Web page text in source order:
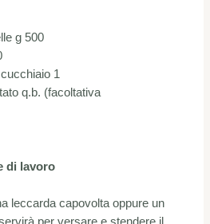
g 500
1
q.b. (facoltativa
di lavoro
leccarda capovolta oppure un